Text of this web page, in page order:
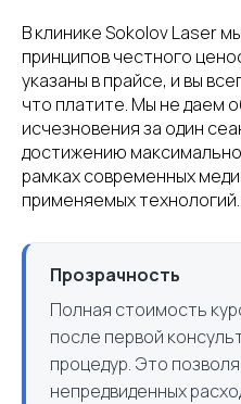
В клинике Sokolov Laser
принципов честного
указаны в прайсе, и вы
что платите. Мы не даем
исчезновения за один
достижению
рамках современных
применяемых технологий.
Прозрачность
Полная стоимость
после первой
процедур. Это
непредвиденных